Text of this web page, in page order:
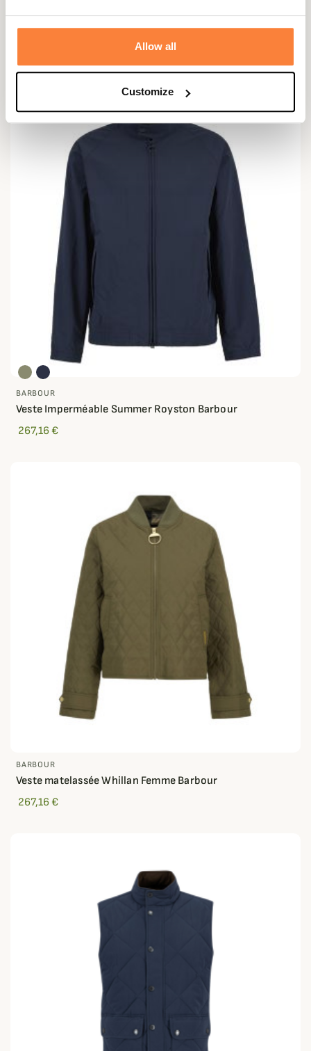
Allow all
Customize
BARBOUR
Veste matelassée Kirby Femme Barbour
BARBOUR
Veste Imperméable Summer Royston Barbour
267,16 €
BARBOUR
Veste matelassée Whillan Femme Barbour
267,16 €